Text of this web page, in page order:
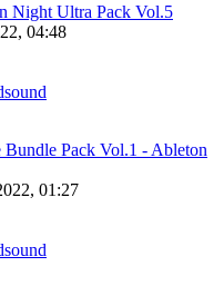
Night Ultra Pack Vol.5
04:48
Bundle Pack Vol.1 - Ableton
01:27